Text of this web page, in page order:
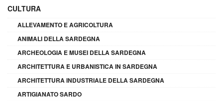
CULTURA
ALLEVAMENTO E AGRICOLTURA
ANIMALI DELLA SARDEGNA
ARCHEOLOGIA E MUSEI DELLA SARDEGNA
ARCHITETTURA E URBANISTICA IN SARDEGNA
ARCHITETTURA INDUSTRIALE DELLA SARDEGNA
ARTIGIANATO SARDO